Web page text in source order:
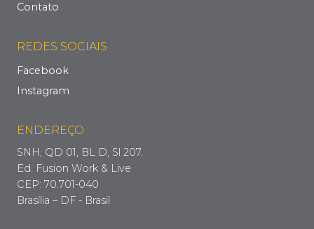
Contato
REDES SOCIAIS
Facebook
Instagram
ENDEREÇO
SNH, QD 01, BL D, Sl 207.
Ed. Fusion Work & Live
CEP: 70.701-040
Brasília – DF - Brasil